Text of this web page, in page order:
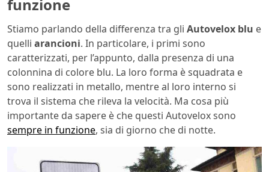
funzione
Stiamo parlando della differenza tra gli Autovelox blu e
quelli arancioni. In particolare, i primi sono
caratterizzati, per l’appunto, dalla presenza di una
colonnina di colore blu. La loro forma è squadrata e
sono realizzati in metallo, mentre al loro interno si
trova il sistema che rileva la velocità. Ma cosa più
importante da sapere è che questi Autovelox sono
sempre in funzione, sia di giorno che di notte.